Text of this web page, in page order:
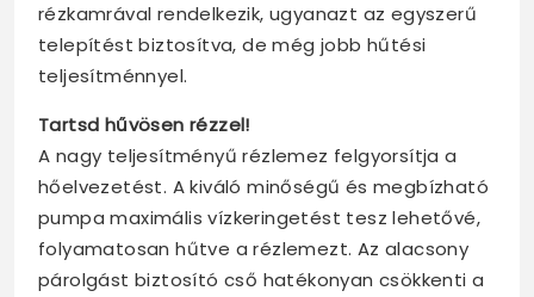
rézkamrával rendelkezik, ugyanazt az egyszerű
telepítést biztosítva, de még jobb hűtési
teljesítménnyel.
Tartsd hűvösen rézzel!
A nagy teljesítményű rézlemez felgyorsítja a
hőelvezetést. A kiváló minőségű és megbízható
pumpa maximális vízkeringetést tesz lehetővé,
folyamatosan hűtve a rézlemezt. Az alacsony
párolgást biztosító cső hatékonyan csökkenti a